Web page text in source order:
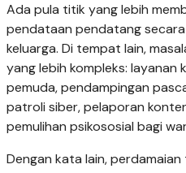
Ada pula titik yang lebih
pendataan pendatang
keluarga. Di tempat lain,
yang lebih kompleks: layanan
pemuda, pendampingan
patroli siber, pelaporan
pemulihan psikososial bagi
Dengan kata lain,